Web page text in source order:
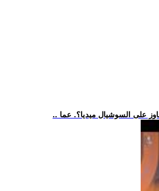
على السوشيال ميديا؟. عما